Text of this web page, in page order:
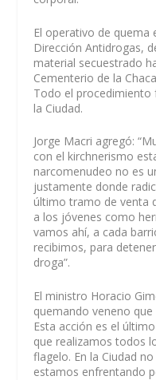
El operativo de quema
Dirección Antidrogas,
material secuestrado
Cementerio de la
Todo el procedimiento
la Ciudad.
Jorge Macri agregó:
con el kirchnerismo
narcomenudeo no es
justamente donde
último tramo de venta
a los jóvenes como
vamos ahí, a cada
recibimos, para
droga”.
El ministro Horacio
quemando veneno
Esta acción es el
que realizamos todos
flagelo. En la Ciudad
estamos enfrentando